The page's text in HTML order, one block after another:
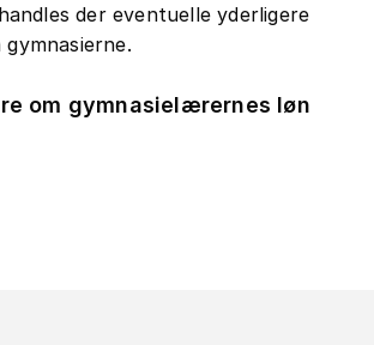
der eventuelle yderligere
om gymnasielærernes løn